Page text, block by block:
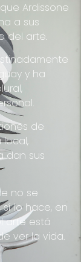
Ardissone
a sus
del arte.
y ha
de
dan sus
no se
lo hace, en
arte está
ver la vida.